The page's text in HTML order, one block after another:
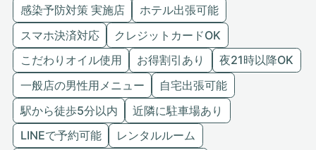
感染予防対策 実施店
ホテル出張可能
スマホ決済対応
クレジットカードOK
こだわりオイル使用
お得割引あり
夜21時以降OK
一般店の男性用メニュー
自宅出張可能
駅から徒歩5分以内
近隣に駐車場あり
LINEで予約可能
レンタルルーム